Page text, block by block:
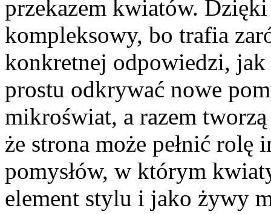
przekazem kwiatów.
kompleksowy, bo trafia
konkretnej odpowiedzi,
prostu odkrywać nowe
mikroświat, a razem
że strona może pełnić rolę
pomysłów, w którym
element stylu i jako żywy